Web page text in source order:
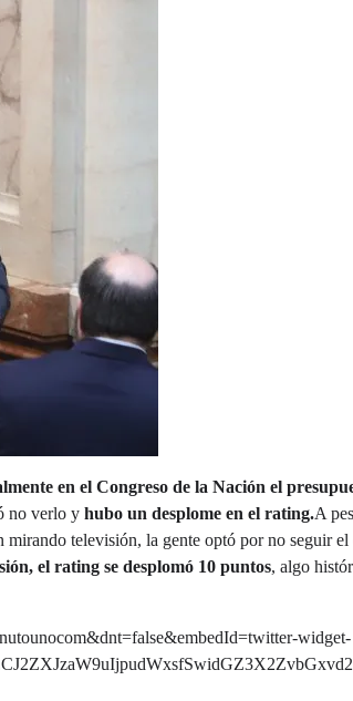
en el Congreso de la Nación el
no verlo y hubo un desplome en el rating.A
televisión, la gente optó por no seguir el
el rating se desplomó 10 puntos, algo
widget-